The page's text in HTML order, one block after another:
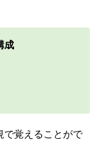
成
で覚えることがで